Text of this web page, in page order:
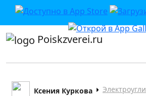
Poiskzverei.ru
Ксения Куркова Электроугли